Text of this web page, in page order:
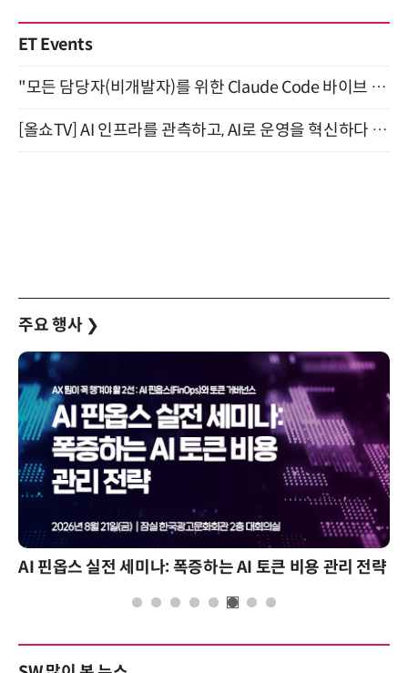
ET Events
"모든 담당자(비개발자)를 위한 Claude Code 바이브 코딩 2-day 부트캠프" 9월 16~17일 개최
[올쇼TV] AI 인프라를 관측하고, AI로 운영을 혁신하다 (8월 11일 생방송)
주요 행사 ❯
AI 핀옵스 실전 세미나: 폭증하는 AI 토큰 비용 관리 전략